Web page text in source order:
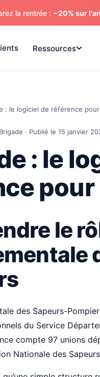
la rentrée : −20% sur
Ressources
: le logiciel de référence pour
· Publié le 15 janvier
: le
pour
le
des Sapeurs-
du Service
compte 97 unions
Nationale des